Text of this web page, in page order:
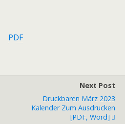
PDF
Next Post
Druckbaren März 2023
Kalender Zum Ausdrucken
[PDF, Word]